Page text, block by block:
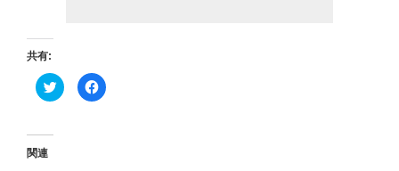
共有:
ク
リ
F
a
関連